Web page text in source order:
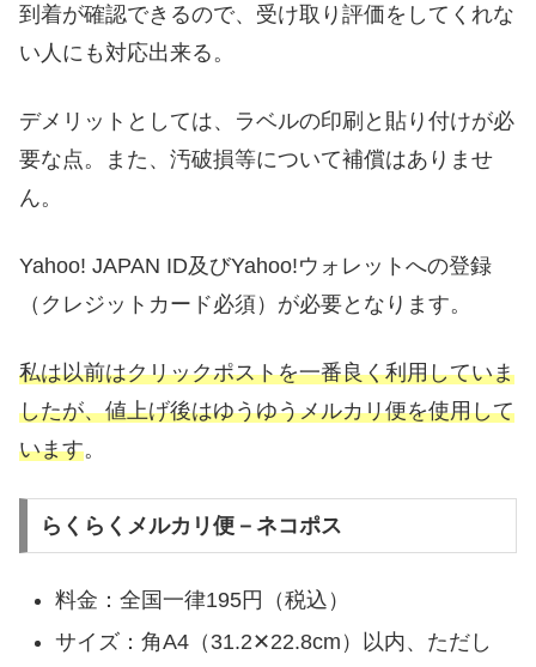
到着が確認できるので、受け取り評価をしてくれな
い人にも対応出来る。
デメリットとしては、ラベルの印刷と貼り付けが必
要な点。また、汚破損等について補償はありませ
ん。
Yahoo! JAPAN ID及びYahoo!ウォレットへの登録
（クレジットカード必須）が必要となります。
私は以前はクリックポストを一番良く利用していま
したが、値上げ後はゆうゆうメルカリ便を使用して
います。
らくらくメルカリ便－ネコポス
料金：全国一律195円（税込）
サイズ：角A4（31.2✕22.8cm）以内、ただし